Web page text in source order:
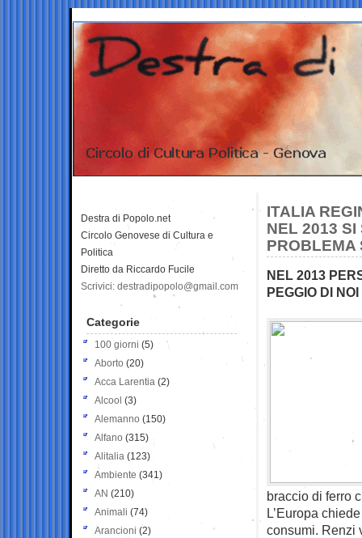
ITALIA
NEL 2013 SI
PROBLEMA
NEL 2013
PEGGIO DI NOI
braccio di ferro
L’Europa
consumi. Renzi
Destra di Popolo.net
Circolo Genovese di Cultura e
Politica
Diretto da Riccardo Fucile
Scrivici: destradipopolo@gmail.com
Categorie
100 giorni (5)
Aborto (20)
Acca Larentia (2)
Alcool (3)
Alemanno (150)
Alfano (315)
Alitalia (123)
Ambiente (341)
AN (210)
Animali (74)
Arancioni (2)